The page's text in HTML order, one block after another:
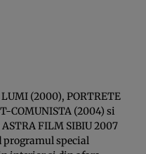
(2000), PORTRETE
COMUNISTA (2004) si
FILM SIBIU 2007
programul special